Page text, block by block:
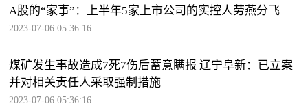
A股的“家事”：上半年5家上市公司的实控人劳燕分飞
2023-07-06 05:36:16
煤矿发生事故造成7死7伤后蓄意瞒报 辽宁阜新：已立案
并对相关责任人采取强制措施
2023-07-06 05:36:16